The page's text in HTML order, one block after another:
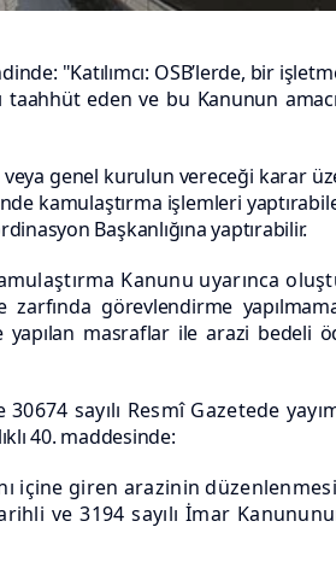
"Katılımcı: OSB’lerde, bir
taahhüt eden ve bu Kanunun
veya genel kurulun vereceği karar
kamulaştırma işlemleri
Başkanlığına yaptırabilir.
Kanunu uyarınca
görevlendirme
yapılan masraflar ile arazi
sayılı Resmî Gazetede
40. maddesinde:
içine giren arazinin
ve 3194 sayılı İmar